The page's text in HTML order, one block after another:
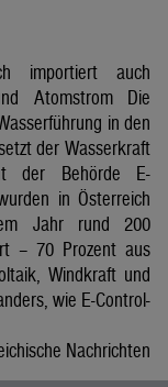
importiert auch
Atomstrom Die
in den
der Wasserkraft
der Behörde E-
in Österreich
Jahr rund 200
– 70 Prozent aus
Windkraft und
wie E-Control-
Nachrichten